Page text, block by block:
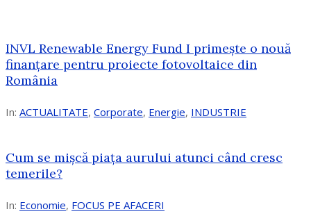
INVL Renewable Energy Fund I primește o nouă
finanțare pentru proiecte fotovoltaice din
România
In: ACTUALITATE, Corporate, Energie, INDUSTRIE
Cum se mișcă piața aurului atunci când cresc
temerile?
In: Economie, FOCUS PE AFACERI